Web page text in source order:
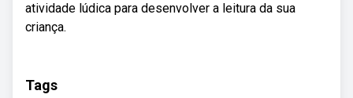
atividade lúdica para desenvolver a leitura da sua
criança.
Tags